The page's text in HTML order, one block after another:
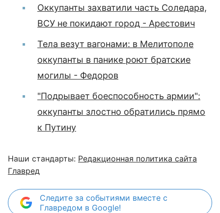
Оккупанты захватили часть Соледара,
ВСУ не покидают город - Арестович
Тела везут вагонами: в Мелитополе
оккупанты в панике роют братские
могилы - Федоров
"Подрывает боеспособность армии":
оккупанты злостно обратились прямо
к Путину
Наши стандарты: Редакционная политика сайта
Главред
Следите за событиями вместе с
Главредом в Google!